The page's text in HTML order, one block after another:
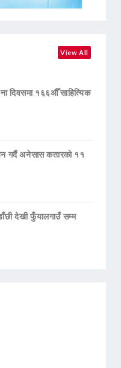
View All
दिवसमा १६६औँ साहित्यिक
गर्दै अनेसास कतारको ११
देखी फुँयालगाउँ सम्म